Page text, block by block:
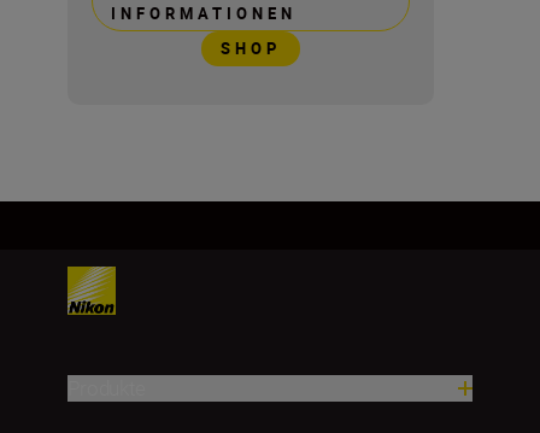
INFORMATIONEN
SHOP